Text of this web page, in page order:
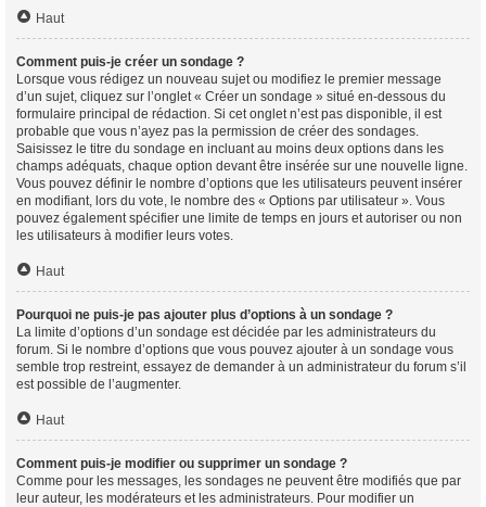
Haut
Comment puis-je créer un sondage ?
Lorsque vous rédigez un nouveau sujet ou modifiez le premier message
d’un sujet, cliquez sur l’onglet « Créer un sondage » situé en-dessous du
formulaire principal de rédaction. Si cet onglet n’est pas disponible, il est
probable que vous n’ayez pas la permission de créer des sondages.
Saisissez le titre du sondage en incluant au moins deux options dans les
champs adéquats, chaque option devant être insérée sur une nouvelle ligne.
Vous pouvez définir le nombre d’options que les utilisateurs peuvent insérer
en modifiant, lors du vote, le nombre des « Options par utilisateur ». Vous
pouvez également spécifier une limite de temps en jours et autoriser ou non
les utilisateurs à modifier leurs votes.
Haut
Pourquoi ne puis-je pas ajouter plus d’options à un sondage ?
La limite d’options d’un sondage est décidée par les administrateurs du
forum. Si le nombre d’options que vous pouvez ajouter à un sondage vous
semble trop restreint, essayez de demander à un administrateur du forum s’il
est possible de l’augmenter.
Haut
Comment puis-je modifier ou supprimer un sondage ?
Comme pour les messages, les sondages ne peuvent être modifiés que par
leur auteur, les modérateurs et les administrateurs. Pour modifier un